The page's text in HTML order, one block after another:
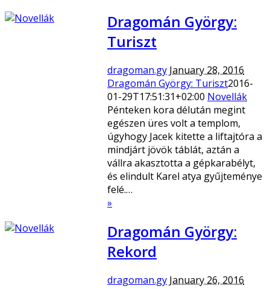
Dragomán György:
Turiszt
dragoman.gy January 28, 2016
Dragomán György: Turiszt2016-
01-29T17:51:31+02:00 Novellák
Pénteken kora délután megint
egészen üres volt a templom,
úgyhogy Jacek kitette a liftajtóra a
mindjárt jövök táblát, aztán a
vállra akasztotta a gépkarabélyt,
és elindult Karel atya gyűjteménye
felé.…
»
Dragomán György:
Rekord
dragoman.gy January 26, 2016